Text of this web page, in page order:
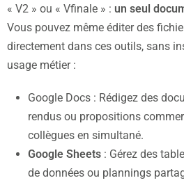
« V2 » ou « Vfinale » : un seul
Vous pouvez même éditer des
directement dans ces outils, sans
usage métier :
Google Docs : Rédigez des
rendus ou propositions
collègues en simultané.
Google Sheets : Gérez des
de données ou plannings